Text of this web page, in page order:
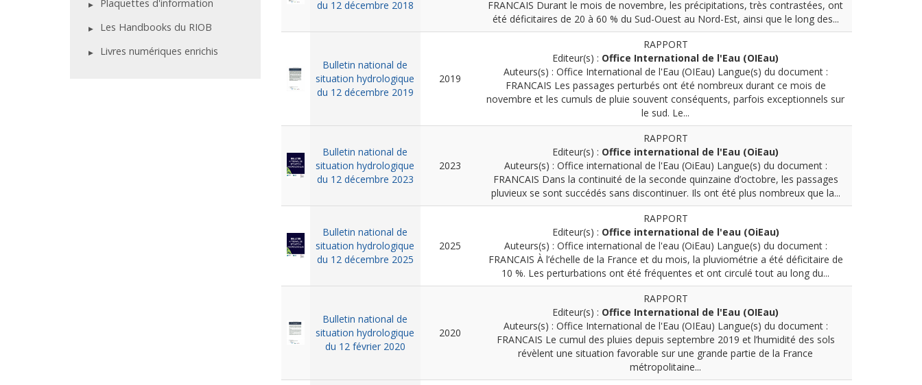
Plaquettes d'information
Les Handbooks du RIOB
Livres numériques enrichis
du 12 décembre 2018
FRANCAIS Durant le mois de novembre, les précipitations, très contrastées, ont
été déficitaires de 20 à 60 % du Sud-Ouest au Nord-Est, ainsi que le long des...
Bulletin national de
situation hydrologique
du 12 décembre 2019
2019
RAPPORT
Editeur(s) : Office International de l'Eau (OIEau)
Auteurs(s) : Office International de l'Eau (OIEau) Langue(s) du document :
FRANCAIS Les passages perturbés ont été nombreux durant ce mois de
novembre et les cumuls de pluie souvent conséquents, parfois exceptionnels sur
le sud. Le...
Bulletin national de
situation hydrologique
du 12 décembre 2023
2023
RAPPORT
Editeur(s) : Office international de l'Eau (OiEau)
Auteurs(s) : Office international de l'Eau (OiEau) Langue(s) du document :
FRANCAIS Dans la continuité de la seconde quinzaine d’octobre, les passages
pluvieux se sont succédés sans discontinuer. Ils ont été plus nombreux que la...
Bulletin national de
situation hydrologique
du 12 décembre 2025
2025
RAPPORT
Editeur(s) : Office international de l'eau (OiEau)
Auteurs(s) : Office international de l'eau (OiEau) Langue(s) du document :
FRANCAIS À l’échelle de la France et du mois, la pluviométrie a été déficitaire de
10 %. Les perturbations ont été fréquentes et ont circulé tout au long du...
Bulletin national de
situation hydrologique
du 12 février 2020
2020
RAPPORT
Editeur(s) : Office International de l'Eau (OIEau)
Auteurs(s) : Office International de l'Eau (OIEau) Langue(s) du document :
FRANCAIS Le cumul des pluies depuis septembre 2019 et l’humidité des sols
révèlent une situation favorable sur une grande partie de la France
métropolitaine...